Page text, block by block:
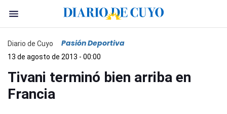
Diario de Cuyo Pasión Deportiva
13 de agosto de 2013 - 00:00
Tivani terminó bien arriba en
Francia